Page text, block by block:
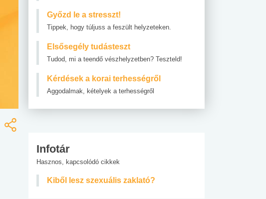
Győzd le a stresszt!
Tippek, hogy túljuss a feszült helyzeteken.
Elsősegély tudásteszt
Tudod, mi a teendő vészhelyzetben? Teszteld!
Kérdések a korai terhességről
Aggodalmak, kételyek a terhességről
Infotár
Hasznos, kapcsolódó cikkek
Kiből lesz szexuális zaklató?